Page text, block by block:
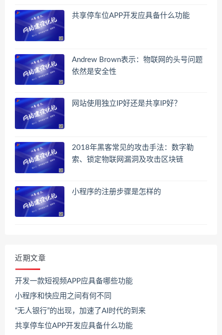
共享停车位APP开发应具备什么功能
Andrew Brown表示：物联网的头号问题
依然是安全性
网站使用独立IP好还是共享IP好？
2018年黑客常见的攻击手法：数字勒
索、锁定物联网漏洞及攻击区块链
小程序的注册步骤是怎样的
近期文章
开发一款短视频APP应具备哪些功能
小程序和快应用之间有何不同
“无人银行”的出现，加速了AI时代的到来
共享停车位APP开发应具备什么功能